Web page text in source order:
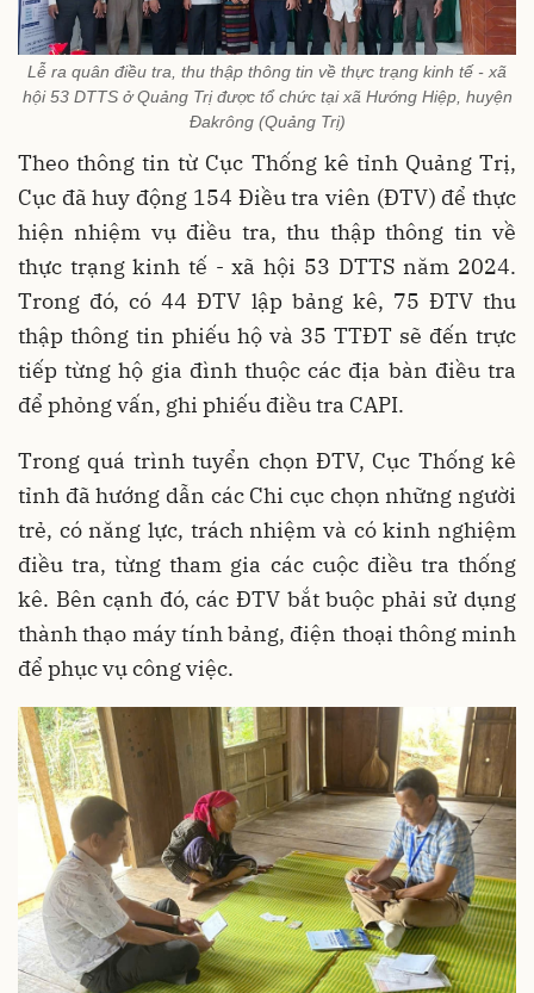
Lễ ra quân điều tra, thu thập thông tin về thực trạng kinh tế - xã
hội 53 DTTS ở Quảng Trị được tổ chức tại xã Hướng Hiệp, huyện
Đakrông (Quảng Trị)
Theo thông tin từ Cục Thống kê tỉnh Quảng Trị,
Cục đã huy động 154 Điều tra viên (ĐTV) để thực
hiện nhiệm vụ điều tra, thu thập thông tin về
thực trạng kinh tế - xã hội 53 DTTS năm 2024.
Trong đó, có 44 ĐTV lập bảng kê, 75 ĐTV thu
thập thông tin phiếu hộ và 35 TTĐT sẽ đến trực
tiếp từng hộ gia đình thuộc các địa bàn điều tra
để phỏng vấn, ghi phiếu điều tra CAPI.
Trong quá trình tuyển chọn ĐTV, Cục Thống kê
tỉnh đã hướng dẫn các Chi cục chọn những người
trẻ, có năng lực, trách nhiệm và có kinh nghiệm
điều tra, từng tham gia các cuộc điều tra thống
kê. Bên cạnh đó, các ĐTV bắt buộc phải sử dụng
thành thạo máy tính bảng, điện thoại thông minh
để phục vụ công việc.